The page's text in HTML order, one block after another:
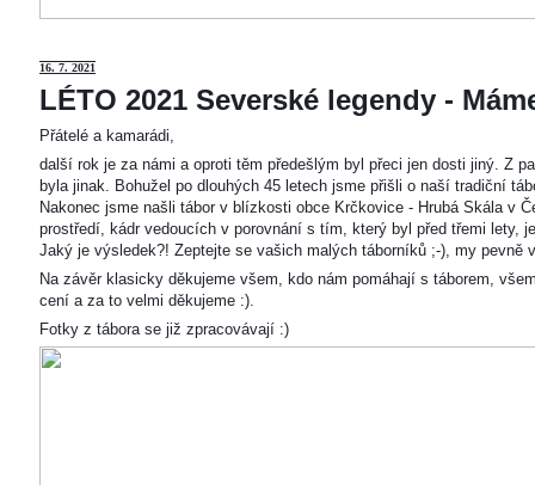
16. 7. 2021
LÉTO 2021 Severské legendy -
Přátelé a kamarádi,
další rok je za námi a oproti těm předešlým byl přeci jen dosti jiný. Z
byla jinak. Bohužel po dlouhých 45 letech jsme přišli o naší tradiční
Nakonec jsme našli tábor v blízkosti obce Krčkovice - Hrubá Skála v
prostředí, kádr vedoucích v porovnání s tím, který byl před třemi lety,
Jaký je výsledek?! Zeptejte se vašich malých táborníků ;-), my pevně
Na závěr klasicky děkujeme všem, kdo nám pomáhají s táborem,
cení a za to velmi děkujeme :).
Fotky z tábora se již zpracovávají :)